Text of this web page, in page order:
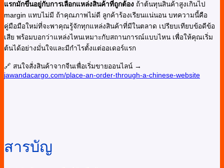
แรกมักขึ้นอยู่กับการเลือกแหล่งสินค้าที่ถูกต้อง ถ้าต้นทุนสินค้าสูงเกินไป
margin แทบไม่มี ถ้าคุณภาพไม่ดี ลูกค้าร้องเรียนแน่นอน บทความนี้คือ
คู่มือมือใหม่ที่จะพาคุณรู้จักทุกแหล่งสินค้าที่มีในตลาด เปรียบเทียบข้อดีข้อ
เสีย พร้อมบอกว่าแหล่งไหนเหมาะกับสถานการณ์แบบไหน เพื่อให้คุณเริ่ม
ต้นได้อย่างมั่นใจและมีกำไรตั้งแต่ออเดอร์แรก
🔗 สนใจสั่งสินค้าจากจีนเพื่อเริ่มขายออนไลน์ →
jawandacargo.com/place-an-order-through-a-chinese-website
สารบัญ